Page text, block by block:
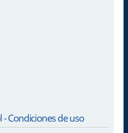
- Condiciones de uso